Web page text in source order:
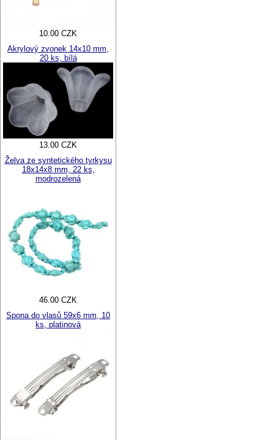
10.00 CZK
Akrylový zvonek 14x10 mm,
20 ks, bílá
13.00 CZK
Želva ze syntetického tyrkysu
18x14x8 mm, 22 ks,
modrozelená
46.00 CZK
Spona do vlasů 59x6 mm, 10
ks, platinová